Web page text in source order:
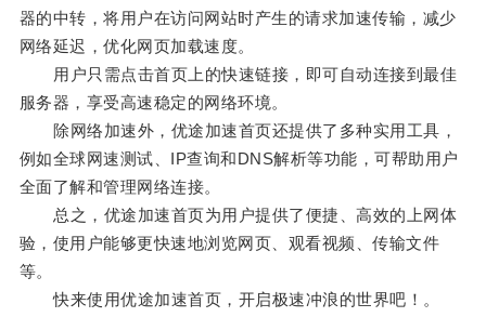
器的中转，将用户在访问网站时产生的请求加速传输，减少
网络延迟，优化网页加载速度。
用户只需点击首页上的快速链接，即可自动连接到最佳
服务器，享受高速稳定的网络环境。
除网络加速外，优途加速首页还提供了多种实用工具，
例如全球网速测试、IP查询和DNS解析等功能，可帮助用户
全面了解和管理网络连接。
总之，优途加速首页为用户提供了便捷、高效的上网体
验，使用户能够更快速地浏览网页、观看视频、传输文件
等。
快来使用优途加速首页，开启极速冲浪的世界吧！。